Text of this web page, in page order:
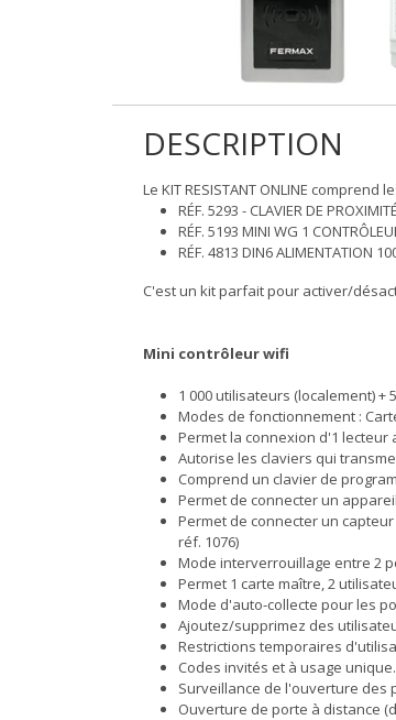
DESCRIPTION
Le KIT RESISTANT ONLINE comprend
RÉF. 5293 - CLAVIER DE
RÉF. 5193 MINI WG 1
RÉF. 4813 DIN6 ALIMENTATION
C'est un kit parfait pour activer/
Mini contrôleur wifi
1 000 utilisateurs (localement) +
Modes de fonctionnement :
Permet la connexion d'1 lecteur
Autorise les claviers qui
Comprend un clavier de
Permet de connecter un
Permet de connecter un
réf. 1076)
Mode interverrouillage entre 2
Permet 1 carte maître, 2
Mode d'auto-collecte pour les
Ajoutez/supprimez des
Restrictions temporaires
Codes invités et à usage unique.
Surveillance de l'ouverture des
Ouverture de porte à distance